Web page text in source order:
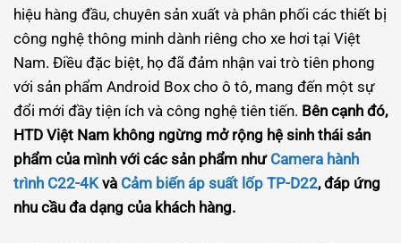
hiệu hàng đầu, chuyên sản xuất và phân phối các thiết bị
công nghệ thông minh dành riêng cho xe hơi tại Việt
Nam. Điều đặc biệt, họ đã đảm nhận vai trò tiên phong
với sản phẩm Android Box cho ô tô, mang đến một sự
đổi mới đầy tiện ích và công nghệ tiên tiến. Bên cạnh đó,
HTD Việt Nam không ngừng mở rộng hệ sinh thái sản
phẩm của mình với các sản phẩm như Camera hành
trình C22-4K và Cảm biến áp suất lốp TP-D22, đáp ứng
nhu cầu đa dạng của khách hàng.